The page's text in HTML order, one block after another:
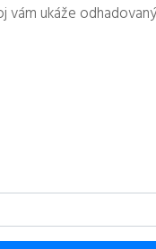
ukáže odhadovaný